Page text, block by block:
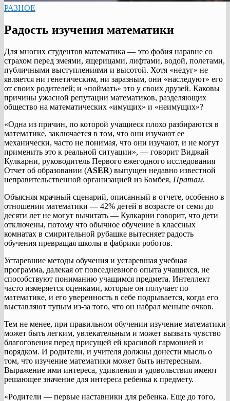
РАЗНОЕ
Радость изучения математики
Для многих студентов математика — это фобия наравне со
страхом перед змеями, ящерицами, лифтами, водой, полетами,
публичными выступлениями и высотой. Хотя «недуг» не
является ни генетическим, ни заразным, они «наследуют» его
от своих родителей; и «поймать» это у своих друзей. Каковы
причины ужасной репутации математиков, разделяющих
общество на математических «имущих» и «неимущих»?
«Одна из причин, по которой учащиеся плохо разбираются в
математике, заключается в том, что они изучают ее
механически, часто не понимая, что они изучают, и не могут
применить это к реальной ситуации», — говорит Виджай
Кулкарни, руководитель Первого ежегодного исследования
Отчет об образовании (ASER) выпущен недавно известной
неправительственной организацией из Бомбея, Пратам.
Объясняя мрачный сценарий, описанный в отчете, особенно в
отношении математики — 42% детей в возрасте от семи до
десяти лет не могут вычитать — Кулкарни говорит, что дети
отключены, потому что обычное обучение в классных
комнатах в смирительной рубашке вытесняет радость
обучения превращая школы в фабрики роботов.
Устаревшие методы обучения и устаревшая учебная
программа, далекая от повседневного опыта учащихся, не
способствуют пониманию учащимся предмета. Интеллект
часто измеряется оценками, которые он получает по
математике, и его уверенность в себе подрывается, когда его
выставляют тупым из-за того, что он набрал меньше очков.
Тем не менее, при правильном обучении изучение математики
может быть легким, увлекательным и может вызвать чувство
благоговения перед присущей ей красивой гармонией и
порядком. И родители, и учителя должны донести мысль о
том, что изучение математики может быть интересным.
Выражение ими интереса, удивления и удовольствия имеют
решающее значение для интереса ребенка к предмету.
«Родители — первые наставники для ребенка. Еще до того,